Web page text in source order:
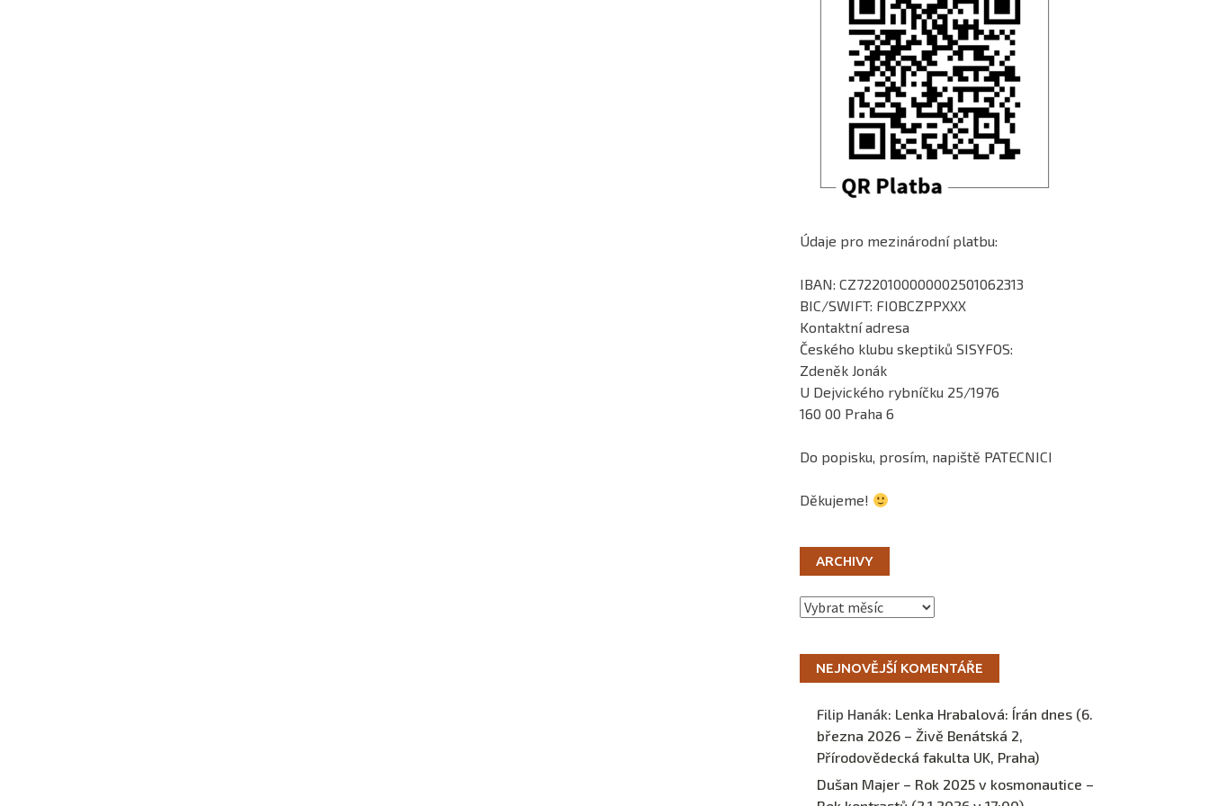
Údaje pro mezinárodní platbu:
IBAN: CZ7220100000002501062313
BIC/SWIFT: FIOBCZPPXXX
Kontaktní adresa
Českého klubu skeptiků SISYFOS:
Zdeněk Jonák
U Dejvického rybníčku 25/1976
160 00 Praha 6
Do popisku, prosím, napiště PATECNICI
Děkujeme!
ARCHIVY
Archivy
NEJNOVĚJŠÍ KOMENTÁŘE
Filip Hanák: Lenka Hrabalová: Írán dnes (6.
března 2026 – Živě Benátská 2,
Přírodovědecká fakulta UK, Praha)
Dušan Majer – Rok 2025 v kosmonautice –